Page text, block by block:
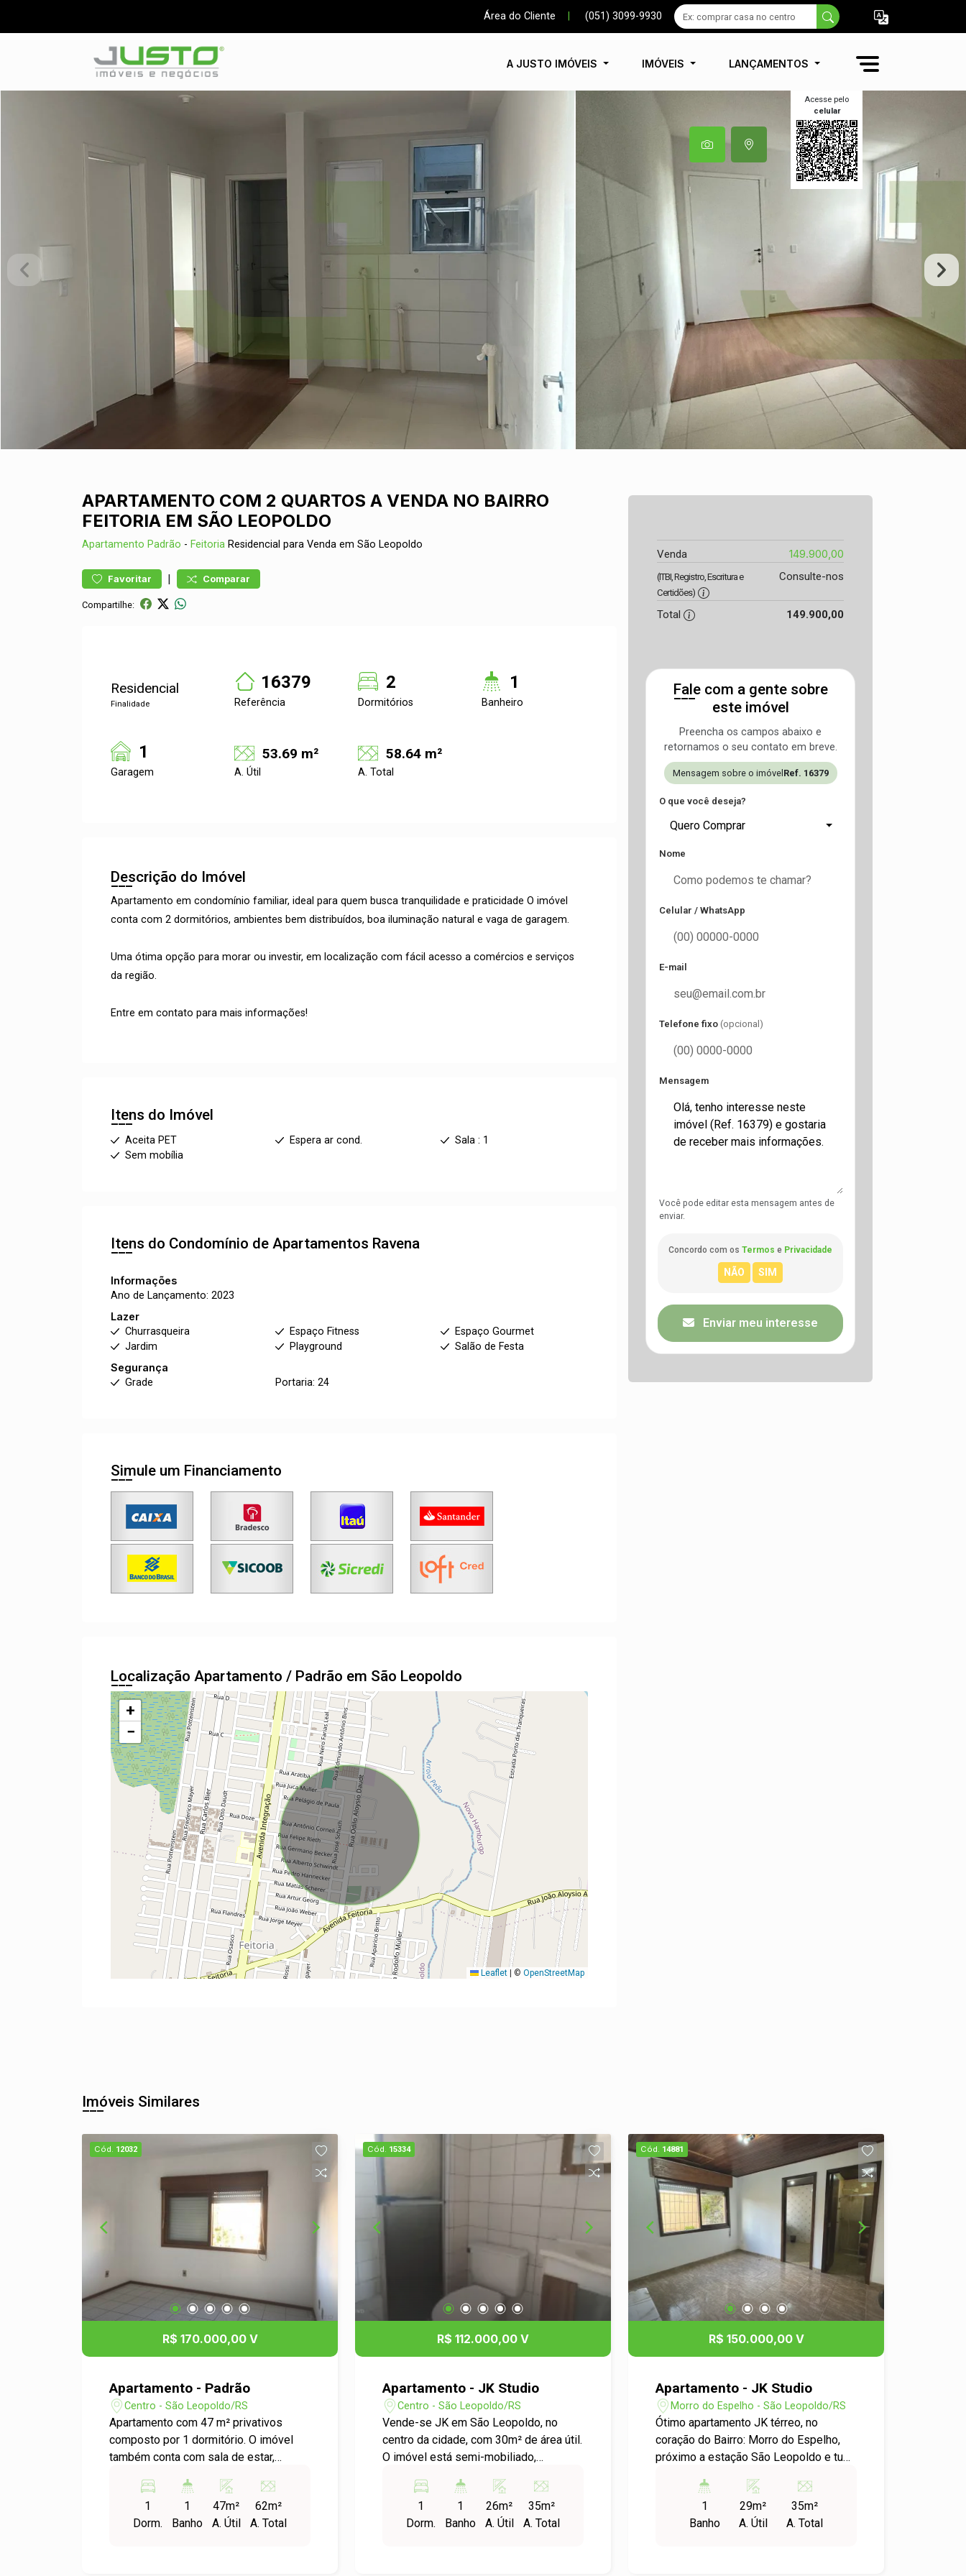
Área do Cliente (051) 3099-9930
A JUSTO IMÓVEIS IMÓVEIS LANÇAMENTOS
Acesse pelo
celular
APARTAMENTO COM 2 QUARTOS A VENDA NO BAIRRO
FEITORIA EM SÃO LEOPOLDO
Apartamento Padrão - Feitoria Residencial para Venda em São Leopoldo
Favoritar | Comparar
Compartilhe:
Residencial
Finalidade
16379
Referência
2
Dormitórios
1
Banheiro
1
Garagem
53.69 m²
A. Útil
58.64 m²
A. Total
Descrição do Imóvel
Apartamento em condomínio familiar, ideal para quem busca tranquilidade e praticidade O imóvel
conta com 2 dormitórios, ambientes bem distribuídos, boa iluminação natural e vaga de garagem.
Uma ótima opção para morar ou investir, em localização com fácil acesso a comércios e serviços
da região.
Entre em contato para mais informações!
Itens do Imóvel
Aceita PET Espera ar cond.
Sala : 1
Sem mobília
Itens do Condomínio de Apartamentos Ravena
Informações
Ano de Lançamento: 2023
Lazer
Churrasqueira
Espaço Fitness
Espaço Gourmet
Jardim
Playground
Salão de Festa
Segurança
Grade
Portaria: 24
Simule um Financiamento
Localização Apartamento / Padrão em São Leopoldo
+
−
Leaflet © OpenStreetMap
Venda 149.900,00
(ITBI, Registro, Escritura e
Certidões)
Consulte-nos
Total 149.900,00
Fale com a gente sobre
este imóvel
Preencha os campos abaixo e
retornamos o seu contato em breve.
Mensagem sobre o imóvel Ref. 16379
O que você deseja?
Quero Comprar
Nome
Celular / WhatsApp
E-mail
Telefone fixo (opcional)
Mensagem
Você pode editar esta mensagem antes de
enviar.
Concordo com os Termos e Privacidade
Enviar meu interesse
Imóveis Similares
Cód. 12032
R$ 170.000,00 V
Apartamento - Padrão
Centro - São Leopoldo/RS
Apartamento com 47 m² privativos
composto por 1 dormitório. O imóvel
também conta com sala de estar,
de serviço. Tem piso frio e fica em
edifício com elevador. Entre em contato
com a gente e confira!
1
Dorm.
1
Banho
47m²
A. Útil
62m²
A. Total
Cód. 15334
R$ 112.000,00 V
Apartamento - JK Studio
Centro - São Leopoldo/RS
Vende-se JK em São Leopoldo, no
centro da cidade, com 30m² de área útil.
O imóvel está semi-mobiliado,
roupeiros, e conta com ar-condicionado,
janela ampla, cozinha equipada com
fogão cooktop e bancada. Localização
1
Dorm.
1
Banho
26m²
A. Útil
35m²
A. Total
Cód. 14881
R$ 150.000,00 V
Apartamento - JK Studio
Morro do Espelho - São Leopoldo/RS
Ótimo apartamento JK térreo, no
coração do Bairro: Morro do Espelho,
próximo a estação São Leopoldo e tudo
1
Banho
29m²
A. Útil
35m²
A. Total